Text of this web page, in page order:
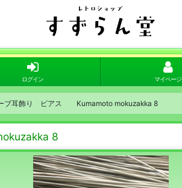
ログイン マイページ
ブ耳飾り ピアス Kumamoto mokuzakka 8
8